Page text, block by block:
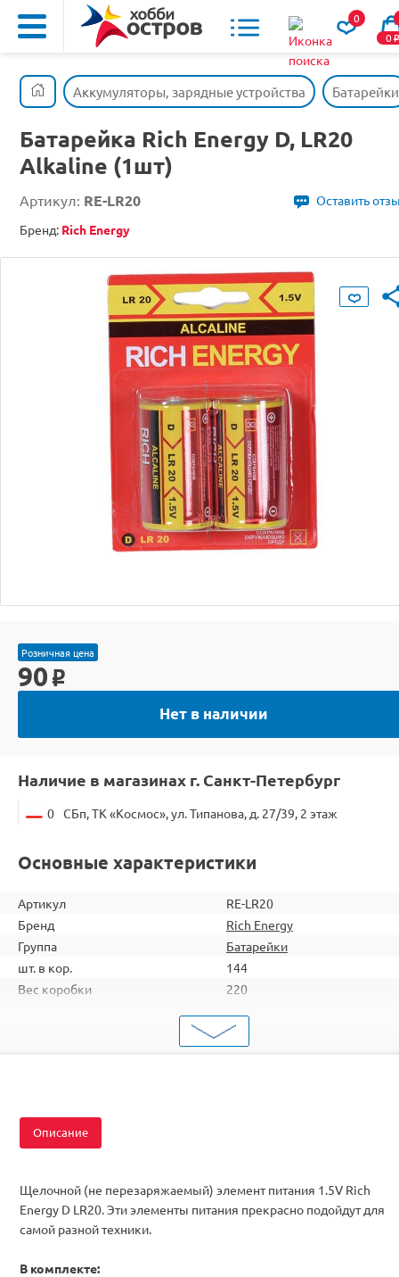
0
0o
Аккумуляторы, зарядные устройства Батарейки
Батарейка Rich Energy D, LR20
Alkaline (1шт)
Артикул: RE-LR20
Оставить
Бренд: Rich Energy
Розничная цена
90 o
Нет в наличии
Наличие в магазинах г. Санкт-Петербург
0 СБп, ТК «Космос», ул. Типанова, д. 27/39, 2 этаж
Основные характеристики
Артикул
RE-LR20
Бренд
Rich Energy
Группа
Батарейки
шт. в кор.
144
Вес коробки
220
6901441733455
Описание
Щелочной (не перезаряжаемый) элемент питания 1.5V Rich
Energy D LR20. Эти элементы питания прекрасно подойдут для
самой разной техники.
В комплекте: